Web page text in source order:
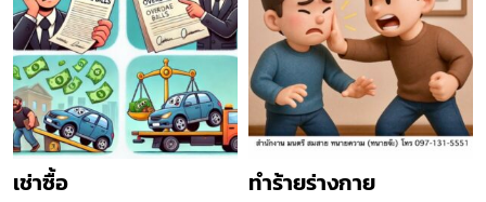
เช่าซื้อ ทำร้ายร่างกาย